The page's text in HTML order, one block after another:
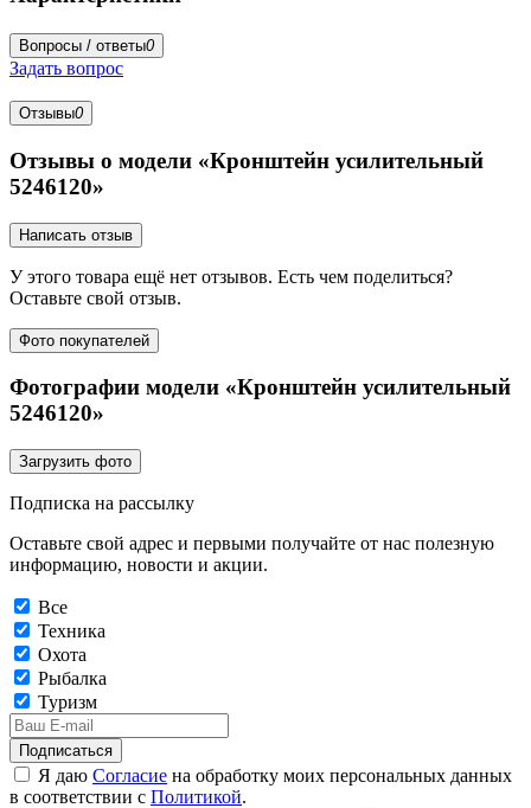
Вопросы / ответы0
Задать вопрос
Отзывы0
Отзывы о модели «Кронштейн усилительный
5246120»
Написать отзыв
У этого товара ещё нет отзывов. Есть чем поделиться?
Оставьте свой отзыв.
Фото покупателей
Фотографии модели «Кронштейн усилительный
5246120»
Загрузить фото
Подписка на рассылку
Оставьте свой адрес и первыми получайте от нас полезную
информацию, новости и акции.
Все
Техника
Охота
Рыбалка
Туризм
Подписаться
Я даю Согласие на обработку моих персональных данных
в соответствии с Политикой.